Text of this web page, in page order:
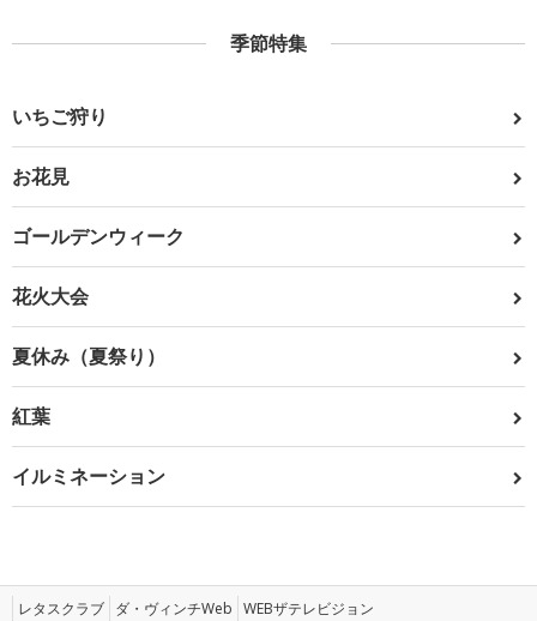
季節特集
いちご狩り
お花見
ゴールデンウィーク
花火大会
夏休み（夏祭り）
紅葉
イルミネーション
レタスクラブ ダ・ヴィンチWeb WEBザテレビジョン